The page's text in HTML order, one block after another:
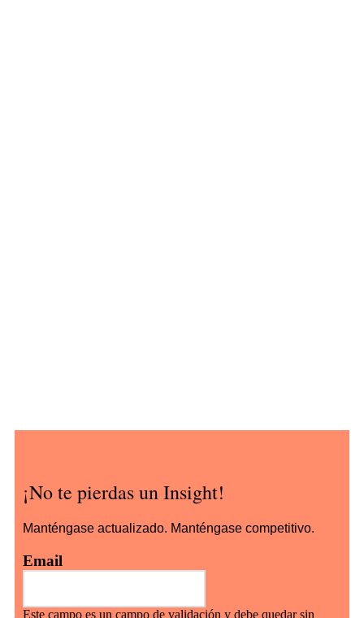
¡No te pierdas un Insight!
Manténgase actualizado. Manténgase competitivo.
Email
Este campo es un campo de validación y debe quedar sin